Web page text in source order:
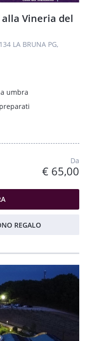
Vineria del
LA BRUNA PG,
umbra
Da
€ 65,00
REGALO